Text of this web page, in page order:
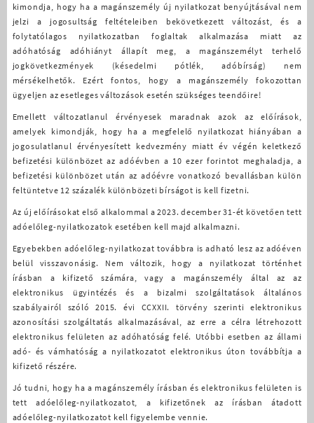
kimondja, hogy ha a magánszemély új nyilatkozat benyújtásával nem
jelzi a jogosultság feltételeiben bekövetkezett változást, és a
folytatólagos nyilatkozatban foglaltak alkalmazása miatt az
adóhatóság adóhiányt állapít meg, a magánszemélyt terhelő
jogkövetkezmények (késedelmi pótlék, adóbírság) nem
mérsékelhetők. Ezért fontos, hogy a magánszemély fokozottan
ügyeljen az esetleges változások esetén szükséges teendőire!
Emellett változatlanul érvényesek maradnak azok az előírások,
amelyek kimondják, hogy ha a megfelelő nyilatkozat hiányában a
jogosulatlanul érvényesített kedvezmény miatt év végén keletkező
befizetési különbözet az adóévben a 10 ezer forintot meghaladja, a
befizetési különbözet után az adóévre vonatkozó bevallásban külön
feltüntetve 12 százalék különbözeti bírságot is kell fizetni.
Az új előírásokat első alkalommal a 2023. december 31-ét követően tett
adóelőleg-nyilatkozatok esetében kell majd alkalmazni.
Egyebekben adóelőleg-nyilatkozat továbbra is adható lesz az adóéven
belül visszavonásig. Nem változik, hogy a nyilatkozat történhet
írásban a kifizető számára, vagy a magánszemély által az az
elektronikus ügyintézés és a bizalmi szolgáltatások általános
szabályairól szóló 2015. évi CCXXII. törvény szerinti elektronikus
azonosítási szolgáltatás alkalmazásával, az erre a célra létrehozott
elektronikus felületen az adóhatóság felé. Utóbbi esetben az állami
adó- és vámhatóság a nyilatkozatot elektronikus úton továbbítja a
kifizető részére.
Jó tudni, hogy ha a magánszemély írásban és elektronikus felületen is
tett adóelőleg-nyilatkozatot, a kifizetőnek az írásban átadott
adóelőleg-nyilatkozatot kell figyelembe vennie.